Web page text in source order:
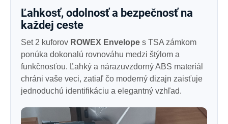
Ľahkosť, odolnosť a bezpečnosť na
každej ceste
Set 2 kuforov ROWEX Envelope s TSA zámkom
ponúka dokonalú rovnováhu medzi štýlom a
funkčnosťou. Ľahký a nárazuvzdorný ABS materiál
chráni vaše veci, zatiaľ čo moderný dizajn zaisťuje
jednoduchú identifikáciu a elegantný vzhľad.